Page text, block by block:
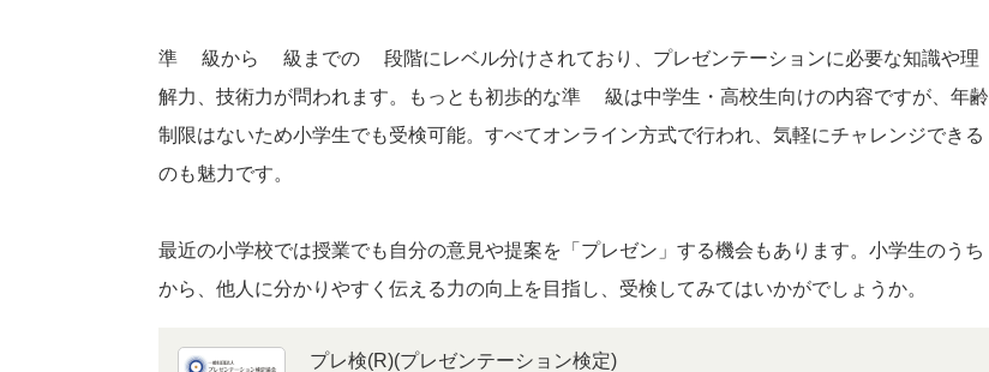
準3級から1級までの6段階にレベル分けされており、プレゼンテーションに必要な知識や理
解力、技術力が問われます。もっとも初歩的な準3級は中学生・高校生向けの内容ですが、年齢
制限はないため小学生でも受検可能。すべてオンライン方式で行われ、気軽にチャレンジできる
のも魅力です。
最近の小学校では授業でも自分の意見や提案を「プレゼン」する機会もあります。小学生のうち
から、他人に分かりやすく伝える力の向上を目指し、受検してみてはいかがでしょうか。
プレ検(R)(プレゼンテーション検定)